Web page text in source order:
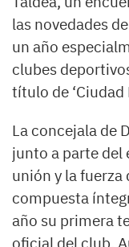
las novedades
un año
clubes
título de ‘Ciudad
La concejala de
junto a parte del
unión y la
compuesta
año su primera
oficial del club.